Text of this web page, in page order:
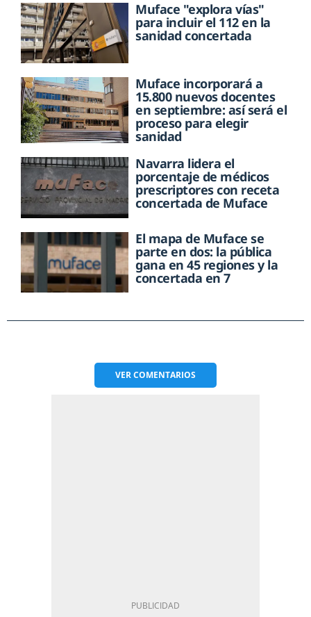
Muface "explora vías"
para incluir el 112 en la
sanidad concertada
Muface incorporará a
15.800 nuevos docentes
en septiembre: así será el
proceso para elegir
sanidad
Navarra lidera el
porcentaje de médicos
prescriptores con receta
concertada de Muface
El mapa de Muface se
parte en dos: la pública
gana en 45 regiones y la
concertada en 7
VERCOMENTARIOS